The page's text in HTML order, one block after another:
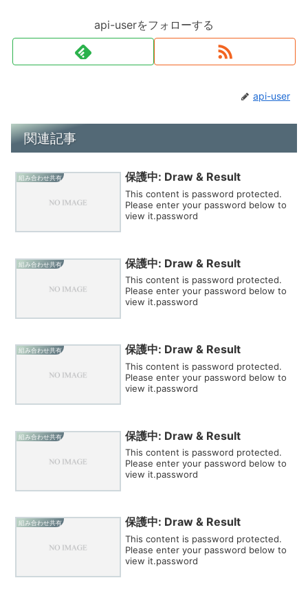
api-userをフォローする
api-user
関連記事
組み合わせ共有 保護中: Draw & Result
This content is password protected.
Please enter your password below to
view it.password
組み合わせ共有 保護中: Draw & Result
This content is password protected.
Please enter your password below to
view it.password
組み合わせ共有 保護中: Draw & Result
This content is password protected.
Please enter your password below to
view it.password
組み合わせ共有 保護中: Draw & Result
This content is password protected.
Please enter your password below to
view it.password
組み合わせ共有 保護中: Draw & Result
This content is password protected.
Please enter your password below to
view it.password